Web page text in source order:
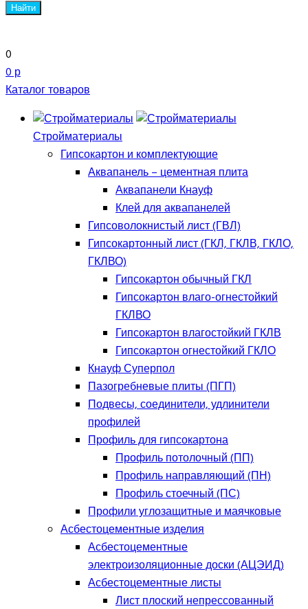
Найти
0
0 р
Каталог товаров
Стройматериалы
Гипсокартон и комплектующие
Аквапанель – цементная плита
Аквапанели Кнауф
Клей для аквапанелей
Гипсоволокнистый лист (ГВЛ)
Гипсокартонный лист (ГКЛ, ГКЛВ, ГКЛО,
ГКЛВО)
Гипсокартон обычный ГКЛ
Гипсокартон влаго-огнестойкий
ГКЛВО
Гипсокартон влагостойкий ГКЛВ
Гипсокартон огнестойкий ГКЛО
Кнауф Суперпол
Пазогребневые плиты (ПГП)
Подвесы, соединители, удлинители
профилей
Профиль для гипсокартона
Профиль потолочный (ПП)
Профиль направляющий (ПН)
Профиль стоечный (ПС)
Профили углозащитные и маячковые
Асбестоцементные изделия
Асбестоцементные
электроизоляционные доски (АЦЭИД)
Асбестоцементные листы
Лист плоский непрессованный